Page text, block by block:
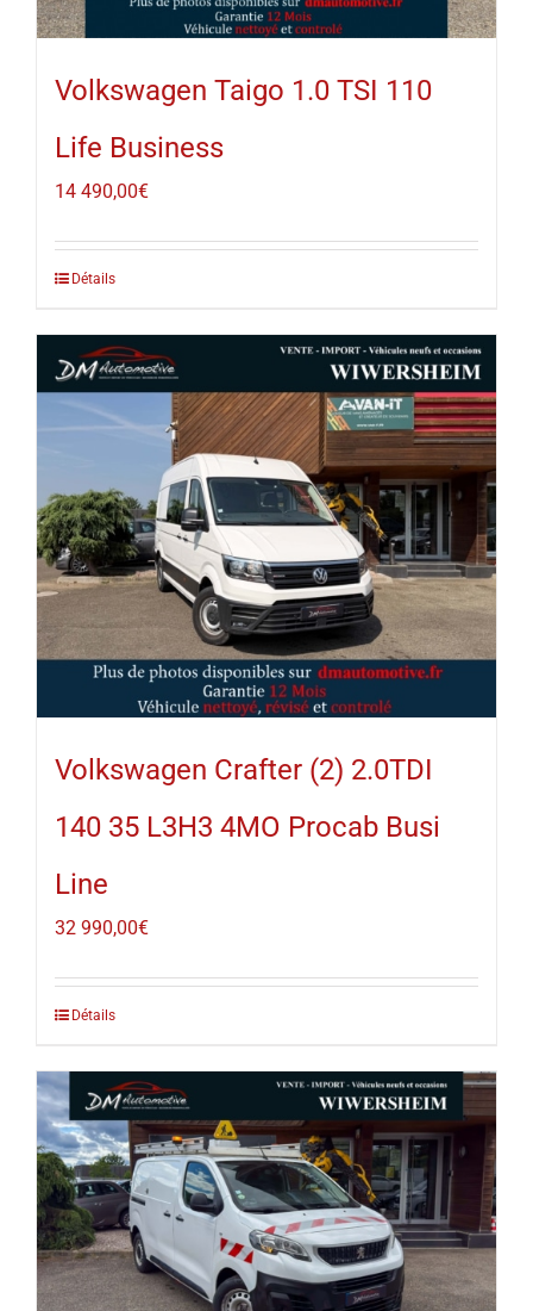
Volkswagen Taigo 1.0 TSI 110
Life Business
14 490,00€
Détails
Volkswagen Crafter (2) 2.0TDI
140 35 L3H3 4MO Procab Busi
Line
32 990,00€
Détails